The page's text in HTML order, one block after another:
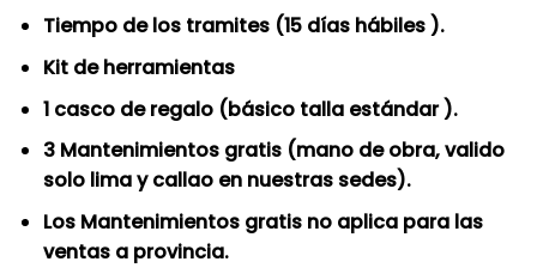
Tiempo de los tramites (15 días hábiles ).
Kit de herramientas
1 casco de regalo (básico talla estándar ).
3 Mantenimientos gratis (mano de obra, valido
solo lima y callao en nuestras sedes).
Los Mantenimientos gratis no aplica para las
ventas a provincia.